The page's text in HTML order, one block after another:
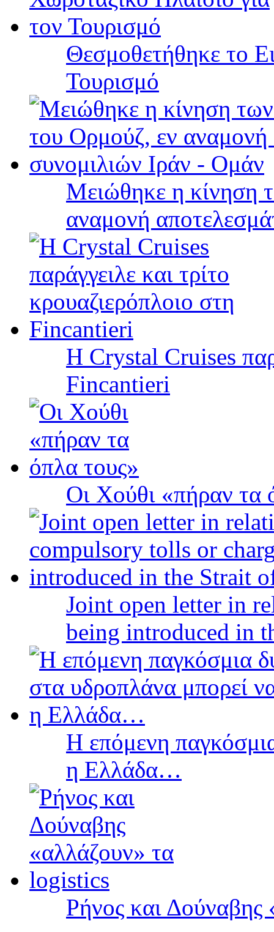
Θεσμοθετήθηκε το
Τουρισμό
Μειώθηκε η κίνηση
αναμονή
Η Crystal Cruises
Fincantieri
Οι Χούθι «πήραν τα
Joint open letter in
being introduced in
Η επόμενη
η Ελλάδα…
Ρήνος και